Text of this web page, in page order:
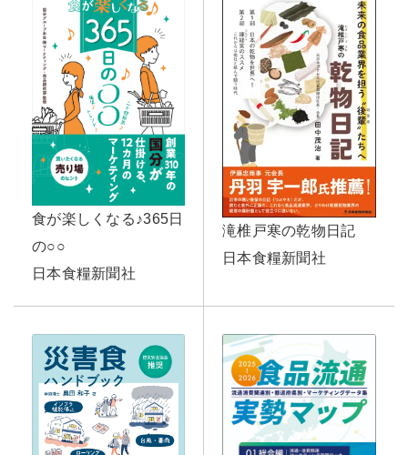
食が楽しくなる♪365日
の○○
日本食糧新聞社
滝椎戸寒の乾物日記
日本食糧新聞社